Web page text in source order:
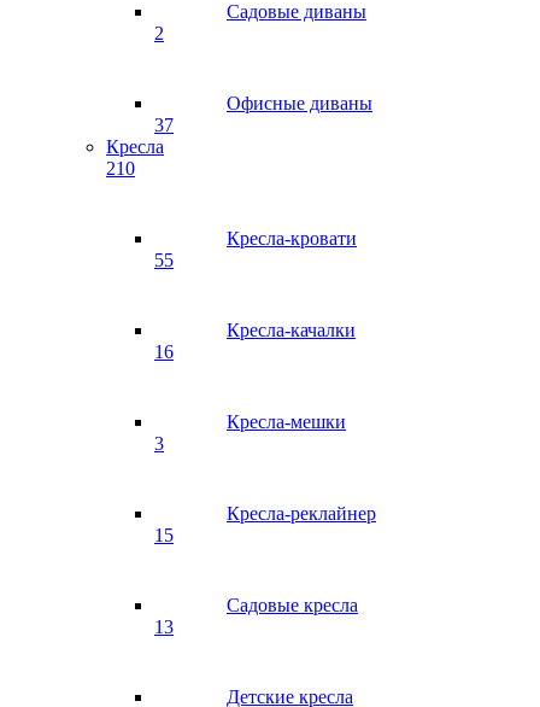
Садовые диваны
2
Офисные диваны
37
Кресла
210
Кресла-кровати
55
Кресла-качалки
16
Кресла-мешки
3
Кресла-реклайнер
15
Садовые кресла
13
Детские кресла